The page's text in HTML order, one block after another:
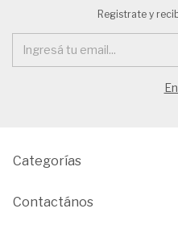
Registrate y
Categorías
Contactános